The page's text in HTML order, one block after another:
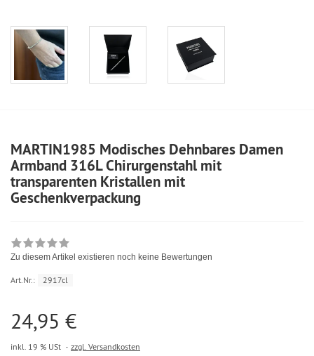
MARTIN1985 Modisches Dehnbares Damen
Armband 316L Chirurgenstahl mit
transparenten Kristallen mit
Geschenkverpackung
Zu diesem Artikel existieren noch keine Bewertungen
Art.Nr.: 2917cl
24,95 €
inkl. 19 % USt zzgl. Versandkosten